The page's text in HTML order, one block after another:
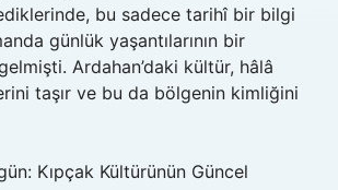
bu sadece tarihî bir bilgi
günlük yaşantılarının bir
Ardahan’daki kültür, hâlâ
taşır ve bu da bölgenin kimliğini
Kıpçak Kültürünün Güncel